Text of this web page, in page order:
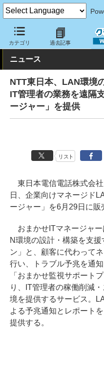
カテゴリ 過去記事
クラウド Watch ネットワーク
ニュース
NTT東日本、LAN環境
IT管理者の業務を遠隔
ージャー」を提供
リスト
東日本電信電話株式会
日、企業向けマネージド
ージャー」を6月29日に販
おまかせITマネージャー
N環境の設計・構築を支
ン」と、顧客に代わって
行い、トラブル予兆を通
「おまかせ監視サポート
り、IT管理者の稼働削減
境を提供するサービス。
よる予兆通知とレポート
提供する。